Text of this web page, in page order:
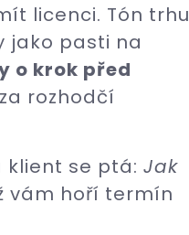
licenci. Tón trhu
jako pasti na
o krok před
rozhodčí
klient se ptá: Jak
vám hoří termín